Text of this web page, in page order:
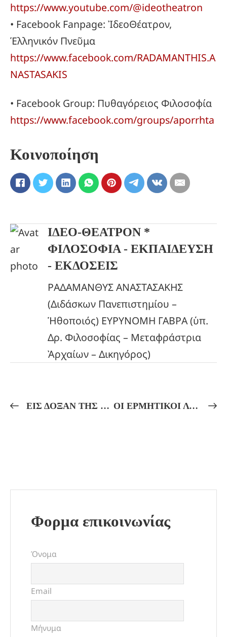
https://www.youtube.com/@ideotheatron
• Facebook Fanpage: ἸδεοΘέατρον,
Ἑλληνικόν Πνεῦμα
https://www.facebook.com/RADAMANTHIS.A
NASTASAKIS
• Facebook Group: Πυθαγόρειος Φιλοσοφία
https://www.facebook.com/groups/aporrhta
Κοινοποίηση
ΙΔΕΟ-ΘΕΑΤΡΟΝ *
ΦΙΛΟΣΟΦΙΑ - ΕΚΠΑΙΔΕΥΣΗ
- ΕΚΔΟΣΕΙΣ
ΡΑΔΑΜΑΝΘΥΣ ΑΝΑΣΤΑΣΑΚΗΣ
(Διδάσκων Πανεπιστημίου –
Ἡθοποιός) ΕΥΡΥΝΟΜΗ ΓΑΒΡΑ (ὑπ.
Δρ. Φιλοσοφίας – Μεταφράστρια
Ἀρχαίων – Δικηγόρος)
ΕΙΣ ΔΟΞΑΝ ΤΗΣ ΘΕΑΣ ΑΡΤΕΜΙΔΟΣ! | Η ΜΥΗΣΗ ΤΟΥ ΘΑΝΑΤΟΥ ΜΕΣΩ ΤΟΥ ΥΠΝΟΥ | ΘΕΪΚΟΙ ΔΙΑΛΟΓΙΣΜΟΙ ΚΑΙ ΟΡΦΙΚΟΙ ΥΜΝΟΙ! ΟΙ ΕΡΜΗΤΙΚΟΙ ΛΟΓΟΙ ΚΑΙ Η ΑΠΟΦΑΤΙΚΗ ΘΕΟΛΟΓΙΑ ΚΑΙ ΑΣΤΡΟΛΟΓΙΑ!
Φορμα επικοινωνίας
Όνομα
Email
Μήνυμα